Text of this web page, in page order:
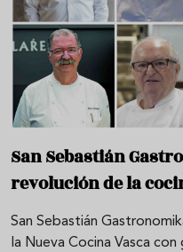
San Sebastián
revolución de la
San Sebastián
la Nueva Cocina Vasca